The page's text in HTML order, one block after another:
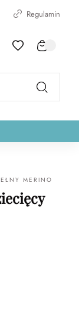
Regulamin
MERINO